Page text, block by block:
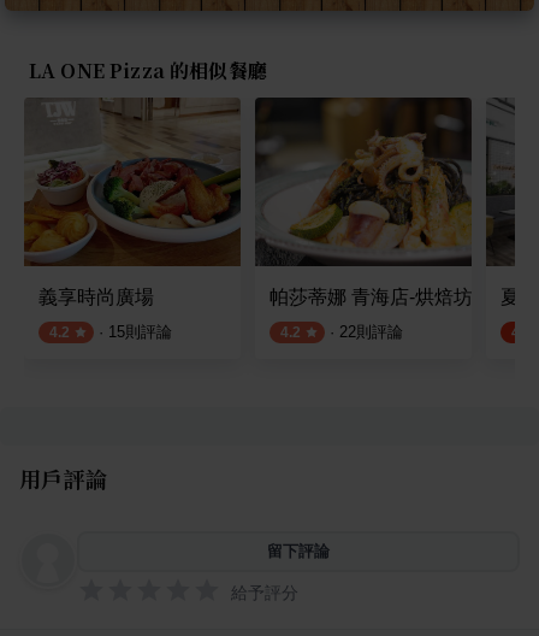
LA ONE Pizza 的相似餐廳
義享時尚廣場
4.2 · 15則評論
帕莎蒂娜 青海店-烘焙坊&餐廳
4.2 · 22則評論
夏
4.4
用戶評論
留下評論
給予評分